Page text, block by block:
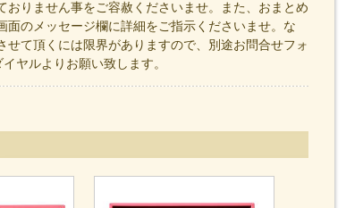
りません事をご容赦くださいませ。また、おまとめ
のメッセージ欄に詳細をご指示くださいませ。な
て頂くには限界がありますので、別途お問合せフォ
ヤルよりお願い致します。